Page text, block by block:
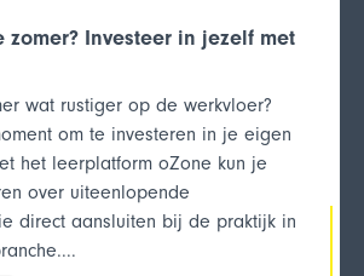
zomer? Investeer in jezelf met
wat rustiger op de werkvloer?
om te investeren in je eigen
het leerplatform oZone kun je
over uiteenlopende
direct aansluiten bij de praktijk in